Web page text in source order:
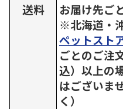
送料
お届け先ご
※北海道・
ペットスト
ごとのご注
込）以上の
はございま
く）